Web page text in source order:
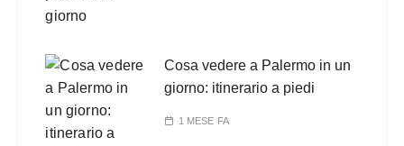
Cosa vedere a Palermo in un
giorno: itinerario a piedi
1 MESE FA